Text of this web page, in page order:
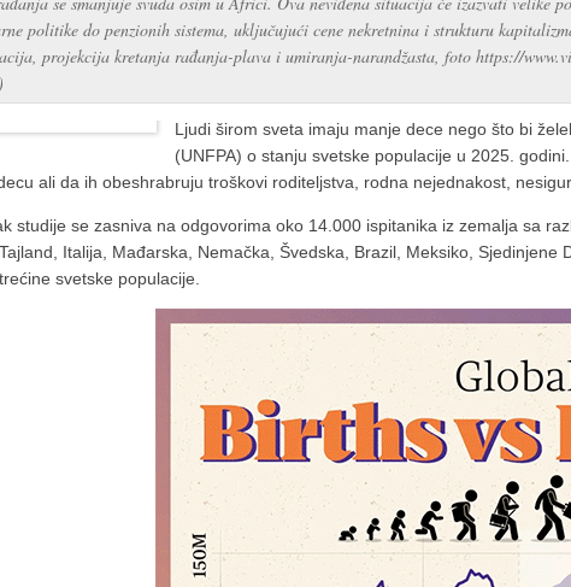
politike do penzionih sistema, uključujući cene nekretnina i strukturu
projekcija kretanja rađanja-plava i umiranja-narandžasta, foto https://
Ljudi širom sveta imaju manje dece nego što bi
(UNFPA) o stanju svetske populacije u 2025.
ali da ih obeshrabruju troškovi roditeljstva, rodna nejednakost,
studije se zasniva na odgovorima oko 14.000 ispitanika iz zemalja sa
Italija, Mađarska, Nemačka, Švedska, Brazil, Meksiko,
svetske populacije.